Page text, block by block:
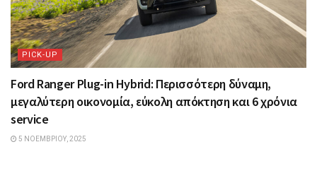
PICK-UP
Ford Ranger Plug-in Hybrid: Περισσότερη δύναμη,
μεγαλύτερη οικονομία, εύκολη απόκτηση και 6 χρόνια
service
5 ΝΟΕΜΒΡΊΟΥ, 2025